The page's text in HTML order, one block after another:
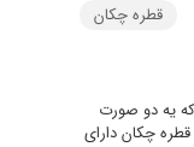
قطره چکان
یه دو صورت
چکان دارای